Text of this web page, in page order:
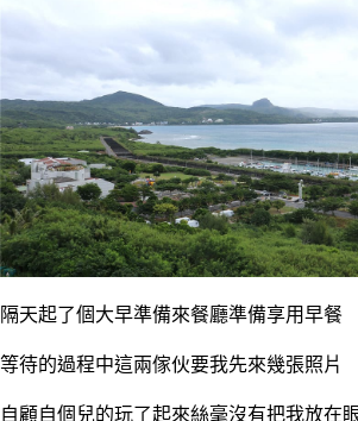
隔天起了個大早準備來餐廳準備享用早餐
等待的過程中這兩傢伙要我先來幾張照片
自顧自個兒的玩了起來絲毫沒有把我放在